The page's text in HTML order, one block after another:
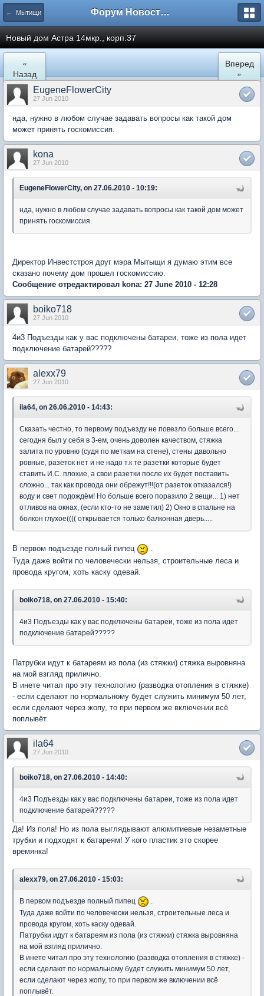
← Мытищи Форум Новостройки
Новый дом Астра 14мкр., корп.37
«
Назад
Вперед
»
EugeneFlowerCity
27 Jun 2010
нда, нужно в любом случае задавать вопросы как такой дом
может принять госкомиссия.
kona
27 Jun 2010
EugeneFlowerCity, on 27.06.2010 - 10:19:
нда, нужно в любом случае задавать вопросы как такой дом может
принять госкомиссия.
Директор Инвестстроя друг мэра Мытыщи я думаю этим все
сказано почему дом прошел госкомиссию.
Сообщение отредактировал kona: 27 June 2010 - 12:28
boiko718
27 Jun 2010
4и3 Подъезды как у вас подключены батареи, тоже из пола идет
подключение батарей?????
alexx79
27 Jun 2010
ila64, on 26.06.2010 - 14:43:
Сказать честно, то первому подъезду не повезло больше всего...
сегодня был у себя в 3-ем, очень доволен качеством, стяжка
залита по уровню (судя по меткам на стене), стены давольно
ровные, разеток нет и не надо т.к те разетки которые будет
ставить И.С. плохие, а свои разетки после их будет поставить
сложно... так как провода они обрежут!!!(от разеток отказался!)
воду и свет подождём! Но больше всего поразило 2 вещи... 1) нет
отливов на окнах, (если кто-то не заметил) 2) Окно в спальне на
болкон глухое(((( открывается только балконная дверь.....
В первом подъезде полный пипец
.
Туда даже войти по человечески нельзя, строительные леса и
провода кругом, хоть каску одевай.
boiko718, on 27.06.2010 - 15:40:
4и3 Подъезды как у вас подключены батареи, тоже из пола идет
подключение батарей?????
Патрубки идут к батареям из пола (из стяжки) стяжка выровняна
на мой взгляд прилично.
В инете читал про эту технологию (разводка отопления в стяжке)
- если сделают по нормальному будет служить минимум 50 лет,
если сделают через жопу, то при первом же включении всё
поплывёт.
ila64
27 Jun 2010
boiko718, on 27.06.2010 - 14:40:
4и3 Подъезды как у вас подключены батареи, тоже из пола идет
подключение батарей?????
Да! Из пола! Но из пола выглядывают алюмитиевые незаметные
трубки и подходят к батареям! У кого пластик это скорее
времянка!
alexx79, on 27.06.2010 - 15:03:
В первом подъезде полный пипец
Туда даже войти по человечески нельзя, строительные леса и
провода кругом, хоть каску одевай.
Патрубки идут к батареям из пола (из стяжки) стяжка выровняна
на мой взгляд прилично.
В инете читал про эту технологию (разводка отопления в стяжке) -
если сделают по нормальному будет служить минимум 50 лет,
если сделают через жопу, то при первом же включении всё
поплывёт.